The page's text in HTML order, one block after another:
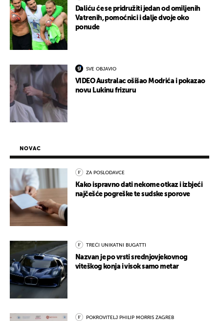
Daliću će se pridružiti jedan od omiljenih
Vatrenih, pomoćnici i dalje dvoje oko
ponude
SVE OBJAVIO
VIDEO Australac ošišao Modrića i pokazao
novu Lukinu frizuru
NOVAC
ZA POSLODAVCE
Kako ispravno dati nekome otkaz i izbjeći
najčešće pogreške te sudske sporove
TREĆI UNIKATNI BUGATTI
Nazvan je po vrsti srednjovjekovnog
viteškog konja i visok samo metar
POKROVITELJ PHILIP MORRIS ZAGREB